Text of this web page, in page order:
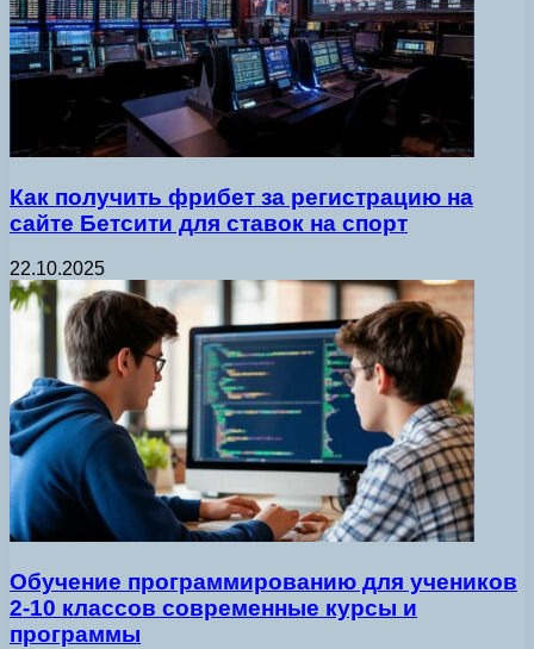
Как получить фрибет за регистрацию на
сайте Бетсити для ставок на спорт
22.10.2025
Обучение программированию для учеников
2-10 классов современные курсы и
программы